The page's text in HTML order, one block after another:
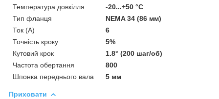
Температура довкілля
-20...+50 °C
Тип фланця
NEMA 34 (86 мм)
Ток (A)
6
Точність кроку
5%
Кутовий крок
1.8° (200 шаг/об)
Частота обертання
800
Шпонка переднього вала
5 мм
Приховати